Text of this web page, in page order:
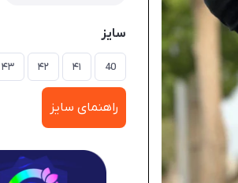
سایز
40 ۴۱ ۴۲ ۴۳
راهنمای سایز